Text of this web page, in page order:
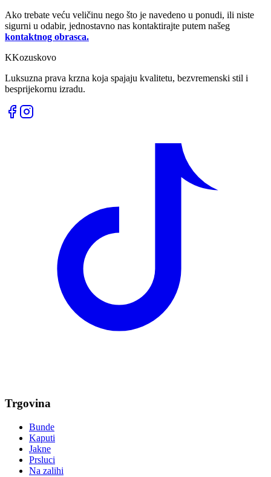
Ako trebate veću veličinu nego što je navedeno u ponudi, ili niste
sigurni u odabir, jednostavno nas kontaktirajte putem našeg
kontaktnog obrasca.
KKozuskovo
Luksuzna prava krzna koja spajaju kvalitetu, bezvremenski stil i
besprijekornu izradu.
Trgovina
Bunde
Kaputi
Jakne
Prsluci
Na zalihi